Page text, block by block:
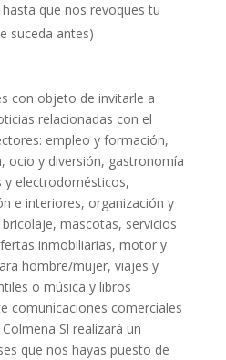
que nos revoques tu
suceda antes)
con objeto de invitarle a
relacionadas con el
empleo y formación,
ocio y diversión, gastronomía
y electrodomésticos,
e interiores, organización y
mascotas, servicios
inmobiliarias, motor y
hombre/mujer, viajes y
o música y libros
comunicaciones comerciales
Sl realizará un
que nos hayas puesto de